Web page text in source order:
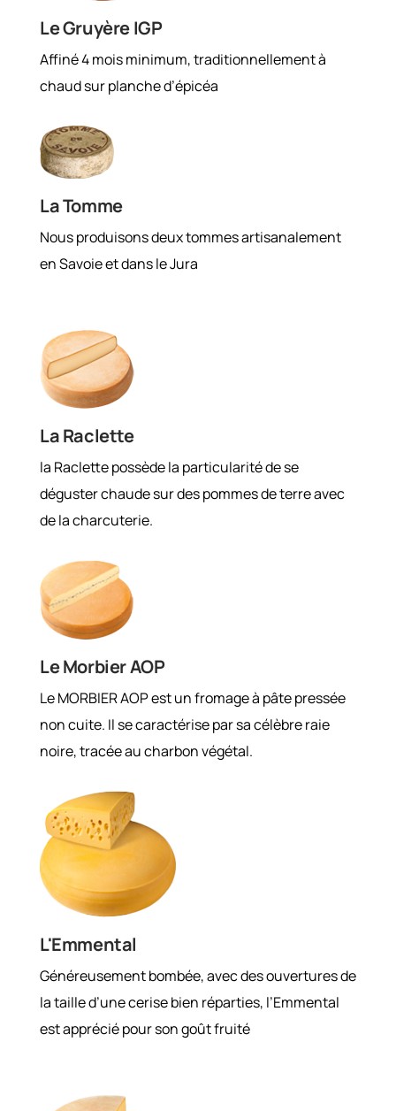
Le Gruyère IGP
Affiné 4 mois minimum, traditionnellement à
chaud sur planche d’épicéa
La Tomme
Nous produisons deux tommes artisanalement
en Savoie et dans le Jura
La Raclette
la Raclette possède la particularité de se
déguster chaude sur des pommes de terre avec
de la charcuterie.
Le Morbier AOP
Le MORBIER AOP est un fromage à pâte pressée
non cuite. Il se caractérise par sa célèbre raie
noire, tracée au charbon végétal.
L'Emmental
Généreusement bombée, avec des ouvertures de
la taille d’une cerise bien réparties, l’Emmental
est apprécié pour son goût fruité